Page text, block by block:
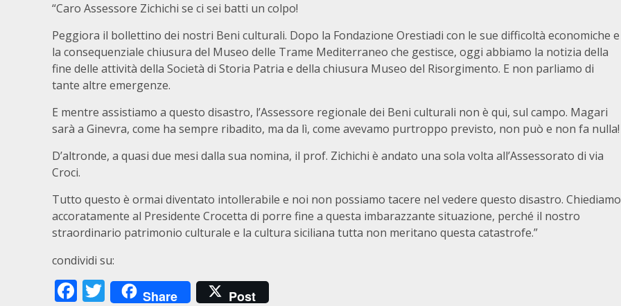
“Caro Assessore Zichichi se ci sei batti un colpo!
Peggiora il bollettino dei nostri Beni culturali. Dopo la Fondazione Orestiadi con le sue difficoltà economiche e
la consequenziale chiusura del Museo delle Trame Mediterraneo che gestisce, oggi abbiamo la notizia della
fine delle attività della Società di Storia Patria e della chiusura Museo del Risorgimento. E non parliamo di
tante altre emergenze.
E mentre assistiamo a questo disastro, l’Assessore regionale dei Beni culturali non è qui, sul campo. Magari
sarà a Ginevra, come ha sempre ribadito, ma da lì, come avevamo purtroppo previsto, non può e non fa nulla!
D’altronde, a quasi due mesi dalla sua nomina, il prof. Zichichi è andato una sola volta all’Assessorato di via
Croci.
Tutto questo è ormai diventato intollerabile e noi non possiamo tacere nel vedere questo disastro. Chiediamo
accoratamente al Presidente Crocetta di porre fine a questa imbarazzante situazione, perché il nostro
straordinario patrimonio culturale e la cultura siciliana tutta non meritano questa catastrofe.”
condividi su:
Facebook
Twitter
Share Post